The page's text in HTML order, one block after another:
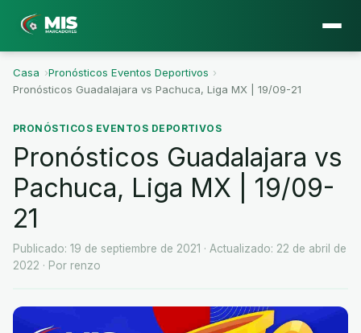
Casa ›Pronósticos Eventos Deportivos ›
Pronósticos Guadalajara vs Pachuca, Liga MX | 19/09-21
PRONÓSTICOS EVENTOS DEPORTIVOS
Pronósticos Guadalajara vs
Pachuca, Liga MX | 19/09-
21
Publicado: 19 de septiembre de 2021 · Actualizado: 22 de abril de
2022 · Por renzo